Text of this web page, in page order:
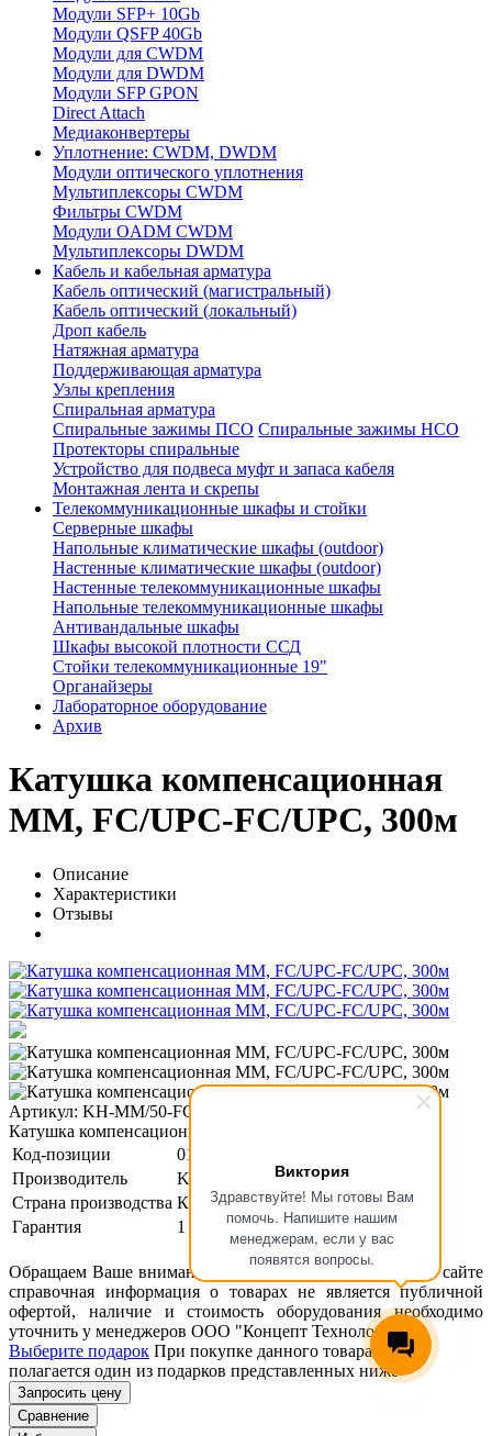
Виктория
Здравствуйте! Мы готовы Вам
помочь. Напишите нашим
менеджерам, если у вас
появятся вопросы.
Модули SFP+ 10Gb
Модули QSFP 40Gb
Модули для CWDM
Модули для DWDM
Модули SFP GPON
Direct Attach
Медиаконвертеры
Уплотнение: CWDM, DWDM
Модули оптического уплотнения
Мультиплексоры CWDM
Фильтры CWDM
Модули OADM CWDM
Мультиплексоры DWDM
Кабель и кабельная арматура
Кабель оптический (магистральный)
Кабель оптический (локальный)
Дроп кабель
Натяжная арматура
Поддерживающая арматура
Узлы крепления
Спиральная арматура
Спиральные зажимы ПСО Спиральные зажимы НСО
Протекторы спиральные
Устройство для подвеса муфт и запаса кабеля
Монтажная лента и скрепы
Телекоммуникационные шкафы и стойки
Серверные шкафы
Напольные климатические шкафы (outdoor)
Настенные климатические шкафы (outdoor)
Настенные телекоммуникационные шкафы
Напольные телекоммуникационные шкафы
Антивандальные шкафы
Шкафы высокой плотности ССД
Стойки телекоммуникационные 19"
Органайзеры
Лабораторное оборудование
Архив
Катушка компенсационная
MM, FC/UPC-FC/UPC, 300м
Описание
Характеристики
Отзывы
Артикул: KН-MM/50-FC/UPC-FC/UPC-300.0
Катушка компенсационная MM, FC/UPC-FC/UPC, 300м
Код-позиции
01-00002417
Производитель
KIWI
Страна производства Китай
Гарантия
1 год
Обращаем Ваше внимание, что размещенная на данном сайте
справочная информация о товарах не является публичной
офертой, наличие и стоимость оборудования необходимо
уточнить у менеджеров ООО "Концепт Технологии".
Выберите подарок При покупке данного товара вам
полагается один из подарков представленных ниже
Запросить цену
Сравнение